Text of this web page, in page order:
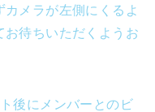
メラが左側にくるよ
お待ちいただくようお
後にメンバーとのビ